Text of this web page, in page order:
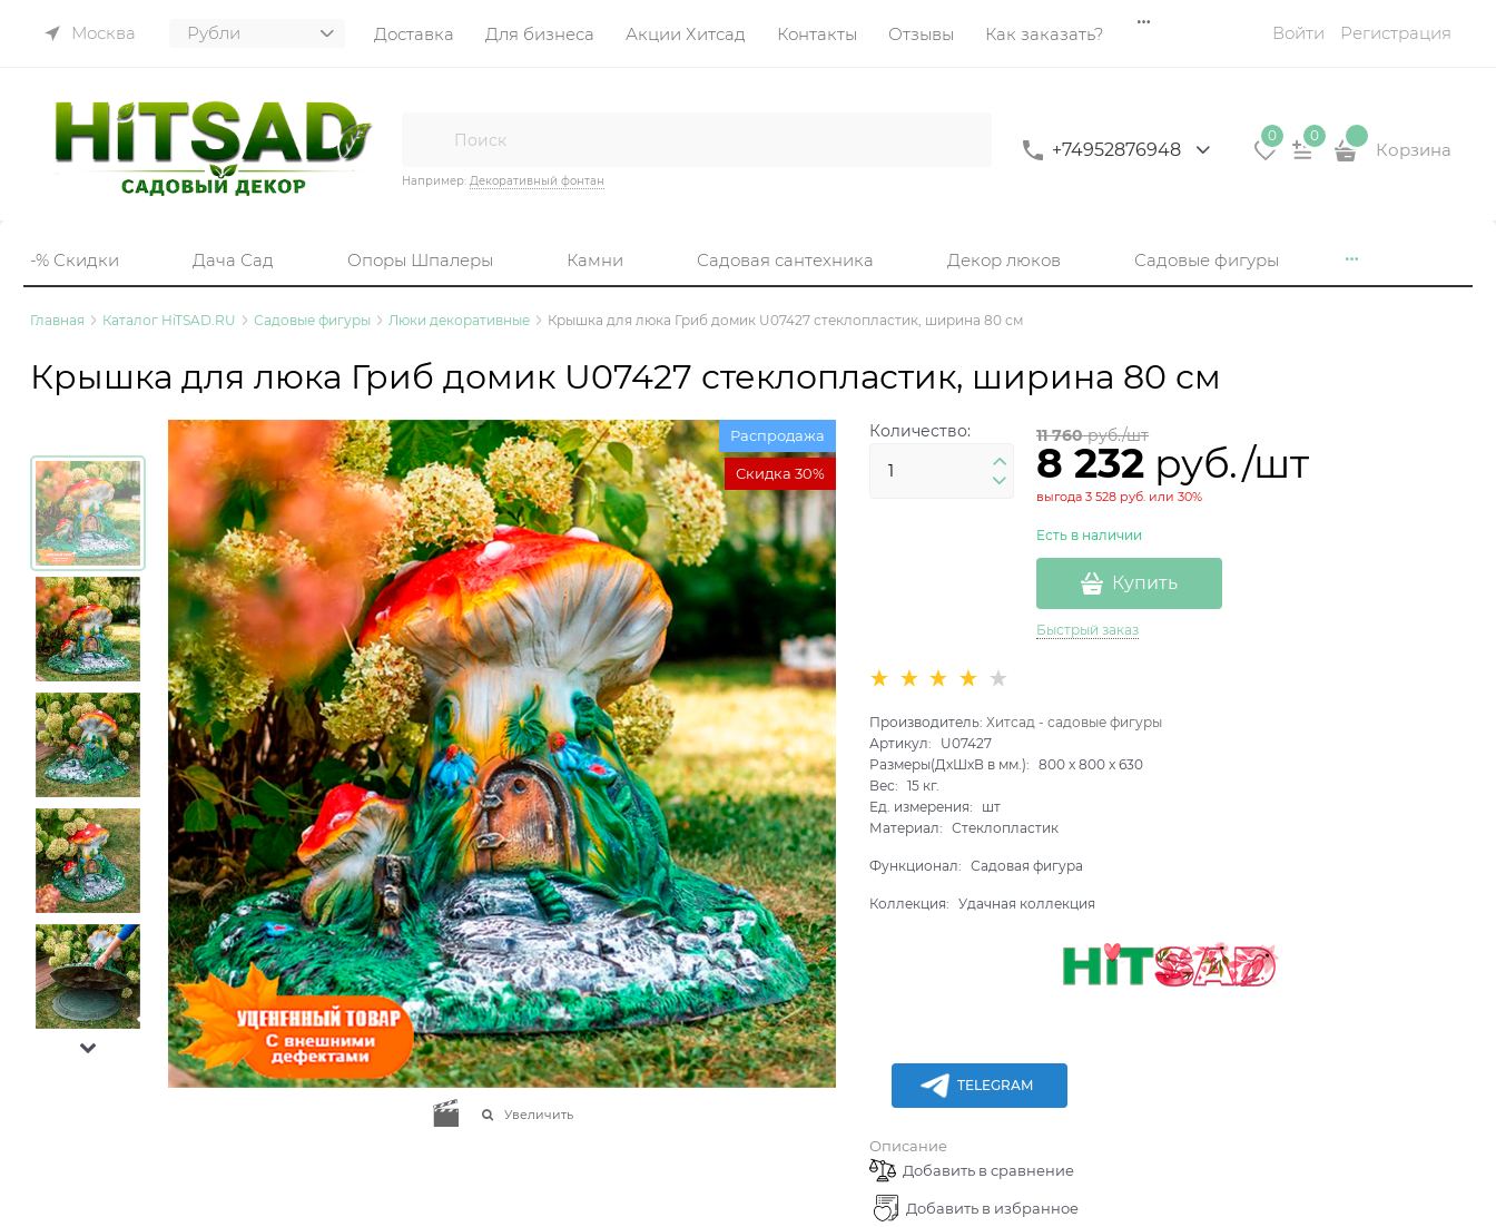
Москва Доставка Для бизнеса Акции Хитсад Контакты Отзывы Как заказать? Войти Регистрация
Например: Декоративный фонтан
+74952876948
0 0
Корзина
-% Скидки Дача Сад Опоры Шпалеры Камни Садовая сантехника Декор люков Садовые фигуры
Главная Каталог HiTSAD.RU Садовые фигуры Люки декоративные Крышка для люка Гриб домик U07427 стеклопластик, ширина 80 см
Крышка для люка Гриб домик U07427 стеклопластик, ширина 80 см
Распродажа
Скидка 30%
Увеличить
Количество: 11 760 руб./шт
8 232 руб./шт
выгода3 528 руб. или30%
Есть в наличии
Купить
Быстрый заказ
Производитель:Хитсад - садовые фигуры
Артикул:
U07427
Размеры(ДхШхВ в мм.):
800 x800 x630
Вес:
15 кг.
Ед. измерения:
шт
Материал:
Стеклопластик
Функционал: Садовая фигура
Коллекция: Удачная коллекция
TELEGRAM
Описание
Добавить в сравнение
Добавить в избранное